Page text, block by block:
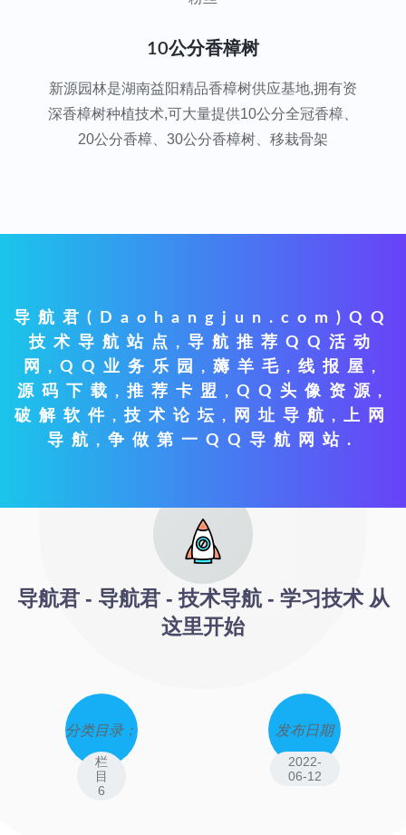
10公分香樟树
新源园林是湖南益阳精品香樟树供应基地,拥有资
深香樟树种植技术,可大量提供10公分全冠香樟、
20公分香樟、30公分香樟树、移栽骨架
导航君(Daohangjun.com)QQ
技术导航站点,导航推荐QQ活动
网,QQ业务乐园,薅羊毛,线报屋,
源码下载,推荐卡盟,QQ头像资源,
破解软件,技术论坛,网址导航,上网
导航,争做第一QQ导航网站.
导航君 - 导航君 - 技术导航 - 学习技术 从
这里开始
分类目录：
栏
目
6
发布日期
2022-
06-12